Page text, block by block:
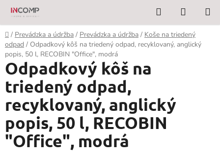
Prejsť
obsah
Hľadať
KOŠÍK
Domov
/ Prevádzka a údržba / Prevádzka a údržba / Koše na triedený
odpad / Odpadkový kôš na triedený odpad, recyklovaný, anglický
popis, 50 l, RECOBIN "Office", modrá
Odpadkový kôš na
triedený odpad,
recyklovaný, anglický
popis, 50 l, RECOBIN
"Office", modrá